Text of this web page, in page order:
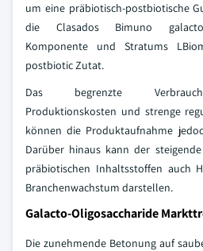
um eine präbiotisch-postbiotische
die Clasados Bimuno
Komponente und Stratums
postbiotic Zutat.
Das begrenzte
Produktionskosten und strenge
können die Produktaufnahme
Darüber hinaus kann der
präbiotischen Inhaltsstoffen auch
Branchenwachstum darstellen.
Galacto-Oligosaccharide
Die zunehmende Betonung auf